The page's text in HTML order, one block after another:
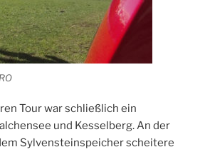
Tour war schließlich ein
und Kesselberg. An der
Sylvensteinspeicher scheitere